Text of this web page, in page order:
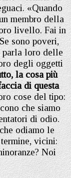
«Quando
membro della
livello. Fai in
sono poveri,
parla loro delle
degli oggetti
la cosa più
di questa
cose del tipo:
che siamo
di odio.
odiamo le
vicini:
Noi